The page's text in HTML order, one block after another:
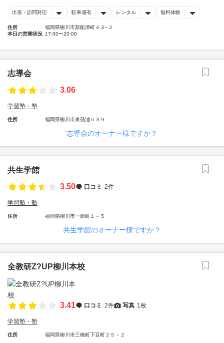
出張・訪問対応 駐車場有 レンタル 無料体験
住所
福岡県柳川市新船津町４３−２
本日の営業状況 17:00〜20:00
志導会
3.06
学習塾・塾
住所 福岡県柳川市東蒲池５３９
志導会のオーナー様ですか？
共生学館
3.50
口コミ 2件
学習塾・塾
住所 福岡県柳川市一新町１－５
共生学館のオーナー様ですか？
全教研Z?UP柳川本校
3.41 口コミ 2件 写真 1枚
学習塾・塾
住所 福岡県柳川市三橋町下百町２５－２